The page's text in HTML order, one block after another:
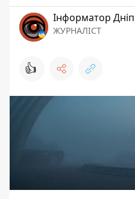
Інформатор
ЖУРНАЛІСТ
👍